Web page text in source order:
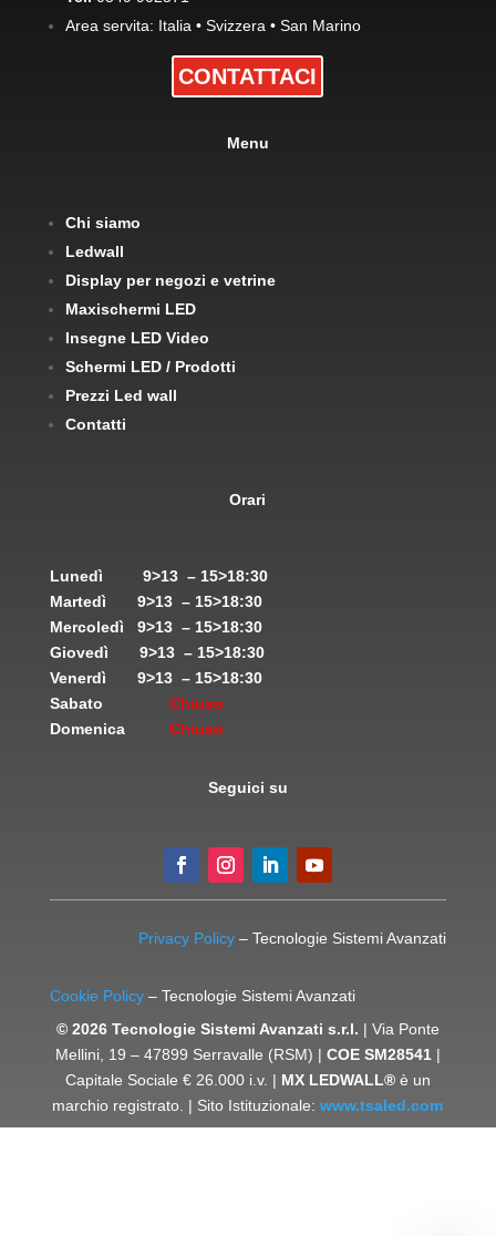
Area servita: Italia • Svizzera • San Marino
CONTATTACI
Menu
Chi siamo
Ledwall
Display per negozi e vetrine
Maxischermi LED
Insegne LED Video
Schermi LED / Prodotti
Prezzi Led wall
Contatti
Orari
Lunedì 9>13 – 15>18:30
Martedì 9>13 – 15>18:30
Mercoledì 9>13 – 15>18:30
Giovedì 9>13 – 15>18:30
Venerdì 9>13 – 15>18:30
Sabato
Chiuso
Domenica
Chiuso
Seguici su
Privacy Policy – Tecnologie Sistemi Avanzati
Cookie Policy– Tecnologie Sistemi Avanzati
© 2026 Tecnologie Sistemi Avanzati s.r.l. | Via Ponte
Mellini, 19 – 47899 Serravalle (RSM) | COE SM28541|
Capitale Sociale € 26.000 i.v. | MX LEDWALL®è un
marchio registrato. | Sito Istituzionale: www.tsaled.com